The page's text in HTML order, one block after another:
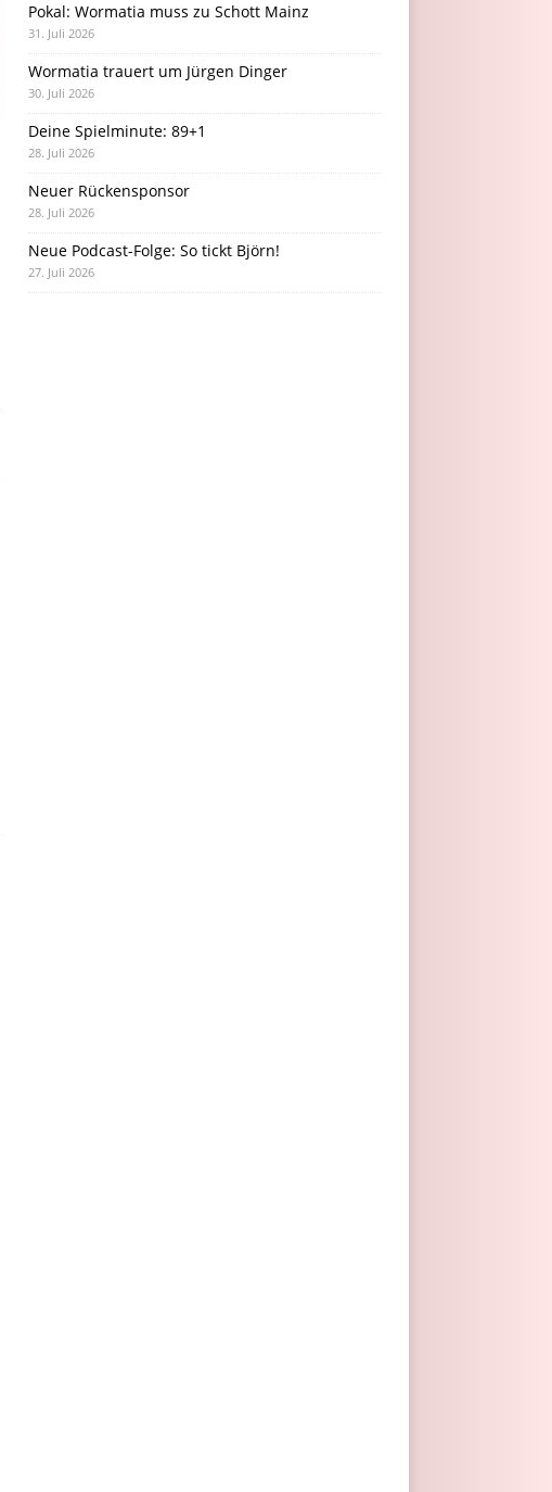
Pokal: Wormatia muss zu Schott Mainz
31. Juli 2026
Wormatia trauert um Jürgen Dinger
30. Juli 2026
Deine Spielminute: 89+1
28. Juli 2026
Neuer Rückensponsor
28. Juli 2026
Neue Podcast-Folge: So tickt Björn!
27. Juli 2026